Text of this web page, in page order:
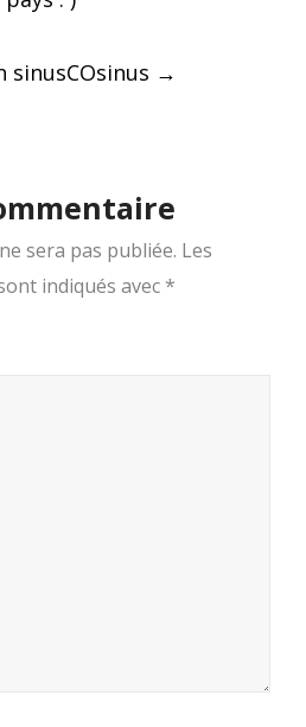
sinusCOsinus →
sera pas publiée. Les
indiqués avec *